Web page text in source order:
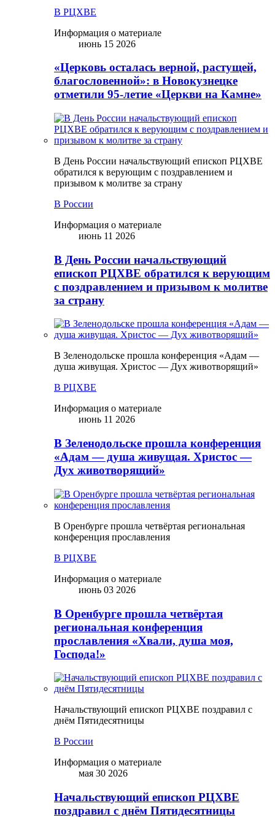
В РЦХВЕ
Информация о материале
июнь 15 2026
«Церковь осталась верной, растущей,
благословенной»: в Новокузнецке
отметили 95-летие «Церкви на Камне»
В День России начальствующий епископ РЦХВЕ
обратился к верующим с поздравлением и
призывом к молитве за страну
В России
Информация о материале
июнь 11 2026
В День России начальствующий
епископ РЦХВЕ обратился к верующим
с поздравлением и призывом к молитве
за страну
В Зеленодольске прошла конференция «Адам —
душа живущая. Христос — Дух животворящий»
В РЦХВЕ
Информация о материале
июнь 11 2026
В Зеленодольске прошла конференция
«Адам — душа живущая. Христос —
Дух животворящий»
В Оренбурге прошла четвёртая региональная
конференция прославления
В РЦХВЕ
Информация о материале
июнь 03 2026
В Оренбурге прошла четвёртая
региональная конференция
прославления «Хвали, душа моя,
Господа!»
Начальствующий епископ РЦХВЕ поздравил с
днём Пятидесятницы
В России
Информация о материале
мая 30 2026
Начальствующий епископ РЦХВЕ
поздравил с днём Пятидесятницы